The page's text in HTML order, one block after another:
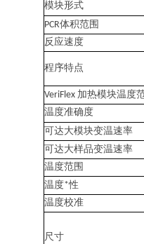
模块形式
PCR体积范围
反应速度
程序特点
VeriFlex 加热模块温度
温度准确度
可达大模块变温速率
可达大样品变温速率
温度范围
温度*性
温度校准
尺寸